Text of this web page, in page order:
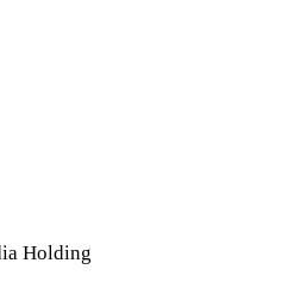
Holding